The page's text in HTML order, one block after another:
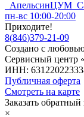
АпельсинЦУМ
пн-вс 10:00-20:00
Приходите!
8(846)379-21-09
Создано с
Сервисный центр
ИНН:
Публичная оферта
Смотреть на карте
Заказать обратный
×